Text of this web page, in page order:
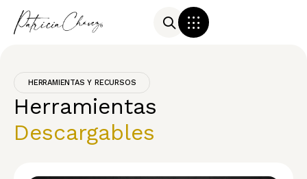
HERRAMIENTAS Y RECURSOS
Herramientas
Descargables